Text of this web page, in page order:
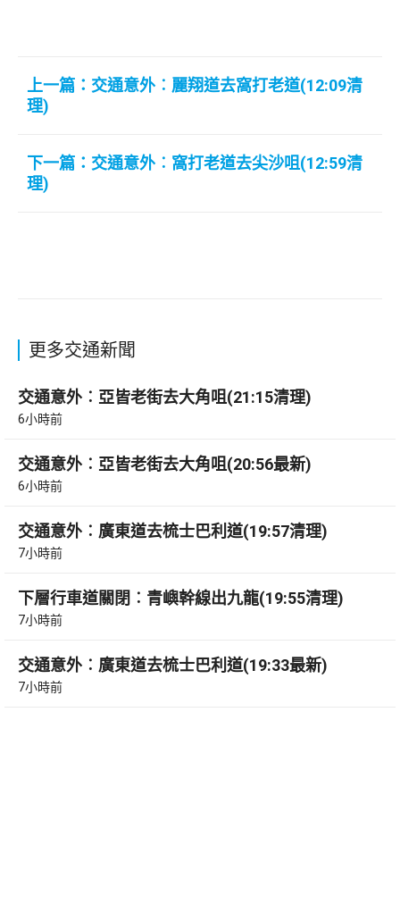
上一篇：交通意外︰麗翔道去窩打老道(12:09清
理)
下一篇：交通意外︰窩打老道去尖沙咀(12:59清
理)
更多交通新聞
交通意外︰亞皆老街去大角咀(21:15清理)
6小時前
交通意外︰亞皆老街去大角咀(20:56最新)
6小時前
交通意外︰廣東道去梳士巴利道(19:57清理)
7小時前
下層行車道關閉︰青嶼幹線出九龍(19:55清理)
7小時前
交通意外︰廣東道去梳士巴利道(19:33最新)
7小時前